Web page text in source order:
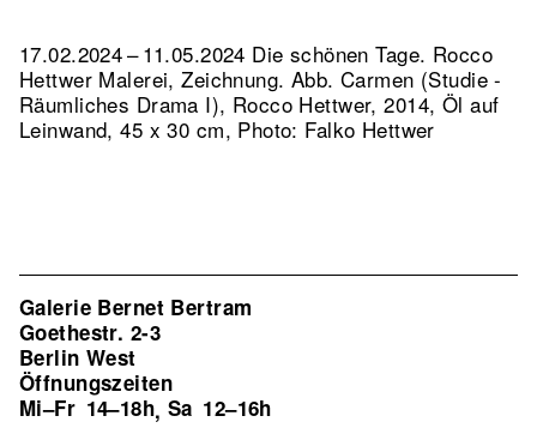
17.02.2024 – 11.05.2024 Die schönen Tage. Rocco
Hettwer Malerei, Zeichnung. Abb. Carmen (Studie -
Räumliches Drama I), Rocco Hettwer, 2014, Öl auf
Leinwand, 45 x 30 cm, Photo: Falko Hettwer
Galerie Bernet Bertram
Goethestr. 2-3
Berlin West
Öffnungszeiten
Mi–Fr 14–18h, Sa 12–16h